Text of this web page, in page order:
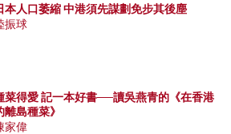
本人口萎縮 中港須先謀劃免步其後塵
振球
菜得愛 記一本好書──讀吳燕青的《在香港
離島種菜》
家偉